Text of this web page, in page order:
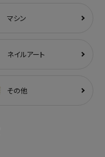
マシン
ネイルアート
その他